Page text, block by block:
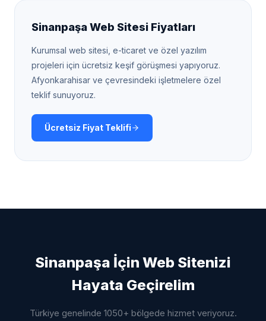
SinanpaşaWeb Sitesi Fiyatları
Kurumsal web sitesi, e-ticaret ve özel yazılım
projeleri için ücretsiz keşif görüşmesi yapıyoruz.
Afyonkarahisar ve çevresindeki işletmelere özel
teklif sunuyoruz.
Ücretsiz Fiyat Teklifi
Sinanpaşa İçin Web Sitenizi
Hayata Geçirelim
Türkiye genelinde 1050+ bölgede hizmet veriyoruz.